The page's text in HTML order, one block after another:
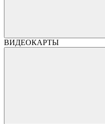
ВИДЕОКАРТЫ